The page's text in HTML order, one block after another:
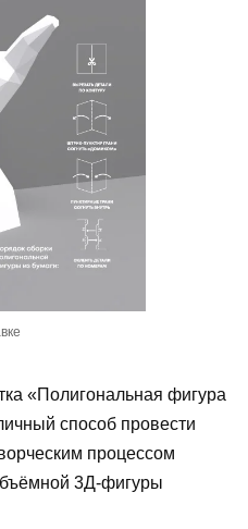
«Полигональная фигура
способ провести
процессом
3Д-фигуры